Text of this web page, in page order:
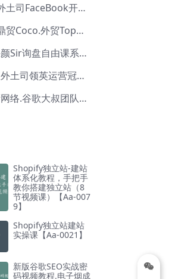
新版外土司FaceBook开发冠军全系列教程【Ab-0021】
新版鼎贸Coco.外贸Top业务课 (圈内首次独家解码|460节课)【Ag-0091】
米课颜Sir询盘自由课系列视频教程【Ag-0020】
新版外土司领英运营冠军【Ag-0047】
环新网络.谷歌大叔团队谷歌SEO实战教程【Ab-0024】
Shopify独立站-建站
体系化教程，手把手
教你搭建独立站（8
节视频课）【Aa-007
9】
Shopify独立站建站
实操课【Aa-0021】
新版谷歌SEO实战密
码视频教程.电子烟成